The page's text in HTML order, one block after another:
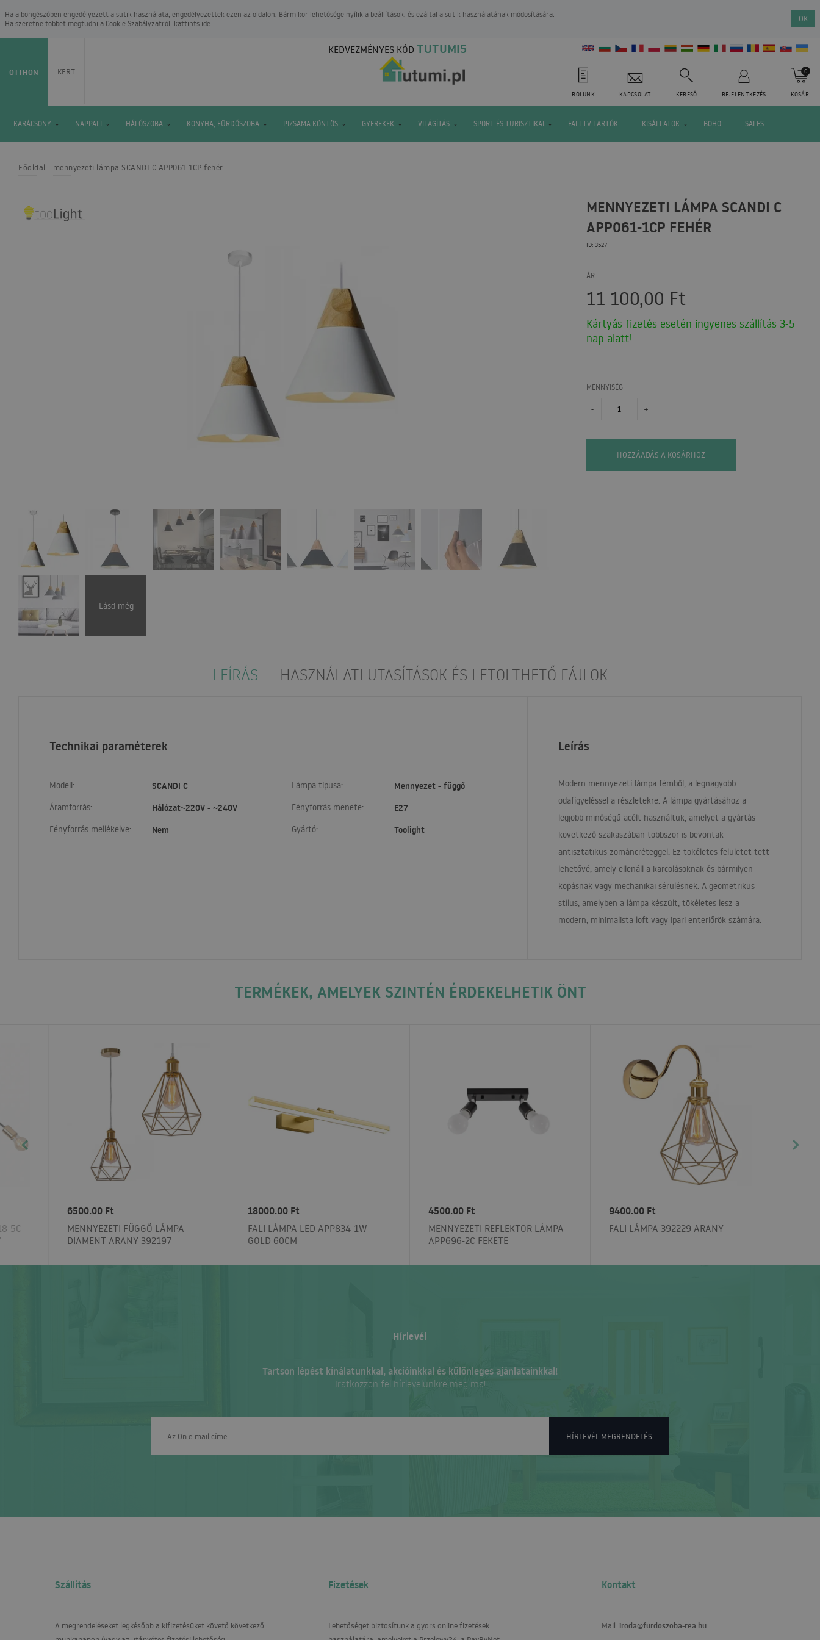
Ha a böngészőben engedélyezett a sütik használata, engedélyezettek ezen az oldalon. Bármikor lehetősége nyílik a beállítások, és ezáltal a sütik használatának módosítására.
Ha szeretne többet megtudni a Cookie Szabályzatról, kattints ide.
OK
OTTHON KERT
KEDVEZMÉNYES KÓD TUTUMI5
RÓLUNK KAPCSOLAT KERESŐ BEJELENTKEZÉS KOSÁR
0
KARÁCSONY NAPPALI HÁLÓSZOBA KONYHA, FÜRDŐSZOBA PIZSAMA KÖNTÖS GYEREKEK VILÁGÍTÁS SPORT ÉS TURISZTIKAI FALI TV TARTÓK KISÁLLATOK BOHO SALES
Főoldal mennyezeti lámpa SCANDI C APP061-1CP fehér
Lásd még
MENNYEZETI LÁMPA SCANDI C
APP061-1CP FEHÉR
ID: 3527
ÁR
11 100,00 Ft
Kártyás fizetés esetén ingyenes szállítás 3-5
nap alatt!
MENNYISÉG
- +
HOZZÁADÁS A KOSÁRHOZ
LEÍRÁS HASZNÁLATI UTASÍTÁSOK ÉS LETÖLTHETŐ FÁJLOK
Technikai paraméterek
Modell: SCANDI C Lámpa típusa: Mennyezet - függő
Áramforrás: Hálózat~220V - ~240V Fényforrás menete: E27
Fényforrás mellékelve: Nem Gyártó: Toolight
Leírás
Modern mennyezeti lámpa fémből, a legnagyobb
odafigyeléssel a részletekre. A lámpa gyártásához a
legjobb minőségű acélt használtuk, amelyet a gyártás
következő szakaszában többször is bevontak
antisztatikus zománcréteggel. Ez tökéletes felületet tett
lehetővé, amely ellenáll a karcolásoknak és bármilyen
kopásnak vagy mechanikai sérülésnek. A geometrikus
stílus, amelyben a lámpa készült, tökéletes lesz a
modern, minimalista loft vagy ipari enteriőrök számára.
TERMÉKEK, AMELYEK SZINTÉN ÉRDEKELHETIK ÖNT
5C
6500.00 Ft
MENNYEZETI FÜGGŐ LÁMPA
DIAMENT ARANY 392197
18000.00 Ft
FALI LÁMPA LED APP834-1W
GOLD 60CM
4500.00 Ft
MENNYEZETI REFLEKTOR LÁMPA
APP696-2C FEKETE
9400.00 Ft
FALI LÁMPA 392229 ARANY
Hírlevél
Tartson lépést kínálatunkkal, akcióinkkal és különleges ajánlatainkkal!
Iratkozzon fel hírlevelünkre még ma!
HÍRLEVÉL MEGRENDELÉS
Szállítás
A megrendeléseket legkésőbb a kifizetésüket követő következő
Fizetések
Lehetőséget biztosítunk a gyors online fizetések
Kontakt
Mail: iroda@furdoszoba-rea.hu